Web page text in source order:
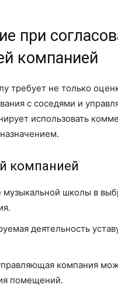
при
компанией
не только
с соседями и
использовать
компанией
музыкальной школы в
деятельность
компания
помещений.